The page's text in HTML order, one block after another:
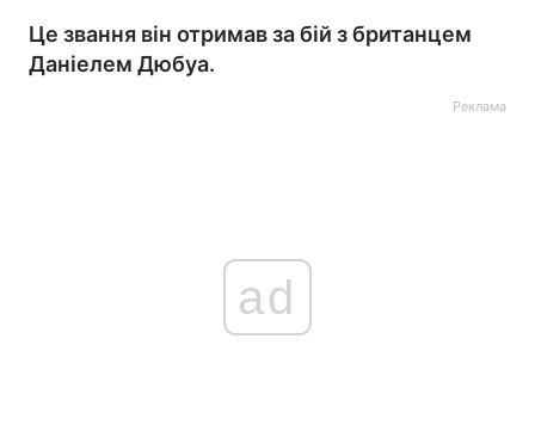
Це звання він отримав за бій з британцем
Даніелем Дюбуа.
Реклама
ad